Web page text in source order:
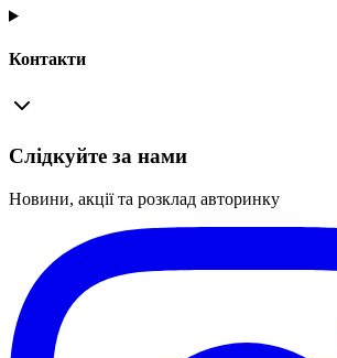
Контакти
Слідкуйте за нами
Новини, акції та розклад авторинку